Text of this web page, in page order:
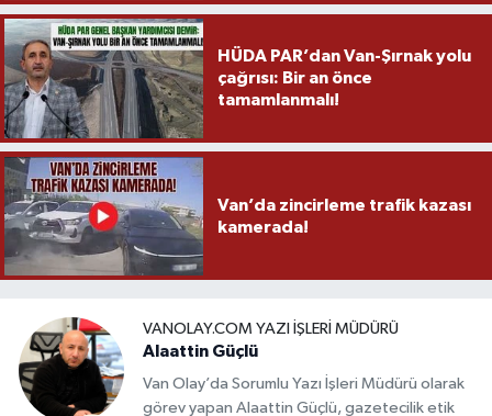
HÜDA PAR’dan Van-Şırnak yolu
çağrısı: Bir an önce
tamamlanmalı!
Van’da zincirleme trafik kazası
kamerada!
VANOLAY.COM YAZI İŞLERI MÜDÜRÜ
Alaattin Güçlü
Van Olay’da Sorumlu Yazı İşleri Müdürü olarak
görev yapan Alaattin Güçlü, gazetecilik etik